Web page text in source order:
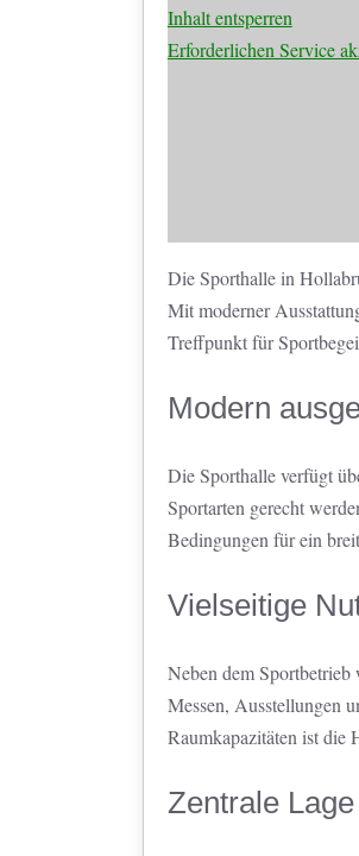
Inhalt entsperren
Erforderlichen Service
Die Sporthalle in
Mit moderner
Treffpunkt für
Modern
Die Sporthalle verfügt
Sportarten gerecht
Bedingungen für ein
Vielseitige
Neben dem
Messen, Ausstellungen
Raumkapazitäten ist die
Zentrale Lage